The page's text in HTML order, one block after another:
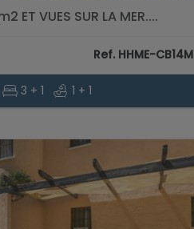
ET VUES SUR LA MER....
Ref. HHME-CB14M
3 + 1 1 + 1